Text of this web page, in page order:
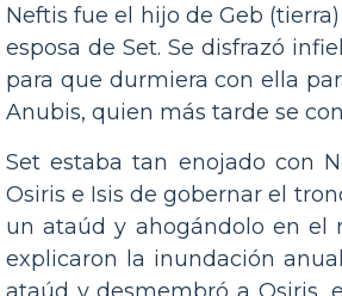
Neftis fue el hijo de Geb
esposa de Set. Se disfrazó
para que durmiera con ella
Anubis, quien más tarde se
Set estaba tan enojado con
Osiris e Isis de gobernar el
un ataúd y ahogándolo en el
explicaron la inundación